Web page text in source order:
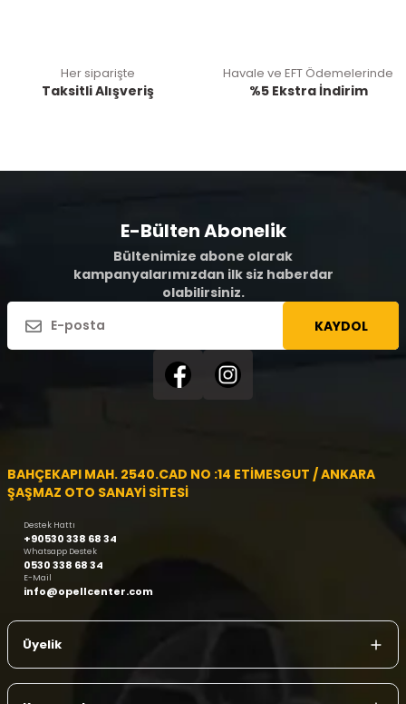
Her siparişte
Taksitli Alışveriş
Havale ve EFT Ödemelerinde
%5 Ekstra İndirim
E-Bülten Abonelik
Bültenimize abone olarak
kampanyalarımızdan ilk siz haberdar
olabilirsiniz.
KAYDOL
BAHÇEKAPI MAH. 2540.CAD NO :14 ETİMESGUT / ANKARA
ŞAŞMAZ OTO SANAYİ SİTESİ
Destek Hattı
+90530 338 68 34
Whatsapp Destek
0530 338 68 34
E-Mail
info@opellcenter.com
Üyelik